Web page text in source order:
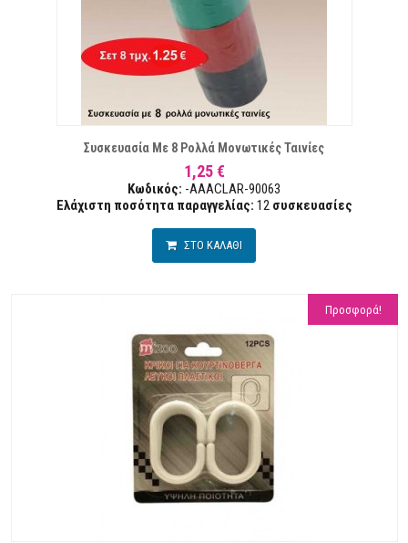
Συσκευασία Με 8 Ρολλά Μονωτικές Ταινίες
1,25 €
Κωδικός: -AAACLAR-90063
Ελάχιστη ποσότητα παραγγελίας: 12 συσκευασίες
ΣΤΟ ΚΑΛΑΘΙ
Προσφορά!